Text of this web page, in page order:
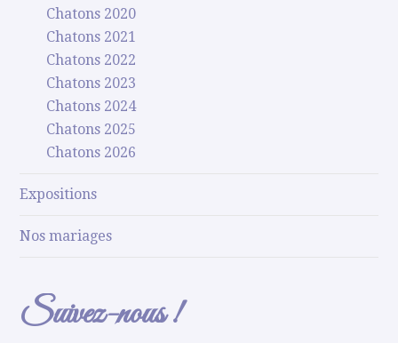
Chatons 2020
Chatons 2021
Chatons 2022
Chatons 2023
Chatons 2024
Chatons 2025
Chatons 2026
Expositions
Nos mariages
Suivez-nous !